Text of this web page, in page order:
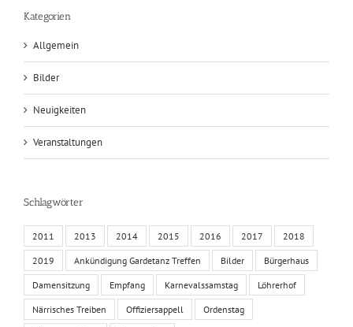
Kategorien
Allgemein
Bilder
Neuigkeiten
Veranstaltungen
Schlagwörter
2011 2013 2014 2015 2016 2017 2018
2019 Ankündigung Gardetanz Treffen Bilder Bürgerhaus
Damensitzung Empfang Karnevalssamstag Löhrerhof
Närrisches Treiben Offiziersappell Ordenstag